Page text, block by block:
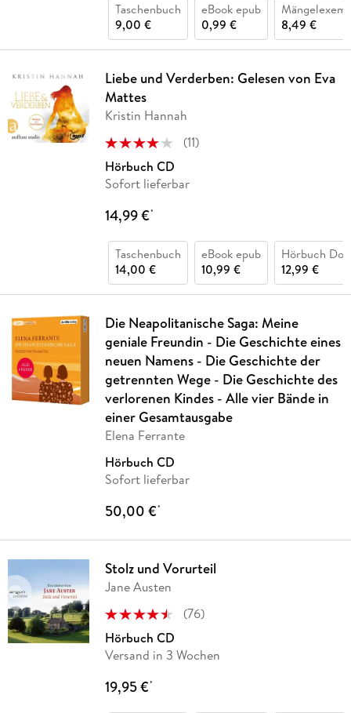
Taschenbuch
9,00 €
eBook epub
0,99 €
8,49 €
Liebe und Verderben: Gelesen von Eva
Mattes
Kristin Hannah
(11)
Hörbuch CD
Sofort lieferbar
14,99 €*
Taschenbuch
14,00 €
eBook epub
10,99 €
Hörbuch
12,99 €
Die Neapolitanische Saga: Meine
geniale Freundin - Die Geschichte eines
neuen Namens - Die Geschichte der
getrennten Wege - Die Geschichte des
verlorenen Kindes - Alle vier Bände in
einer Gesamtausgabe
Elena Ferrante
Hörbuch CD
Sofort lieferbar
50,00 €*
Stolz und Vorurteil
Jane Austen
(76)
Hörbuch CD
Versand in 3 Wochen
19,95 €*